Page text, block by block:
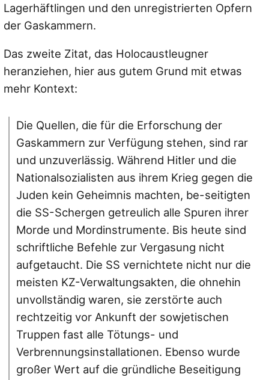
Lagerhäftlingen und den unregistrierten Opfern
der Gaskammern.
Das zweite Zitat, das Holocaustleugner
heranziehen, hier aus gutem Grund mit etwas
mehr Kontext:
Die Quellen, die für die Erforschung der
Gaskammern zur Verfügung stehen, sind rar
und unzuverlässig. Während Hitler und die
Nationalsozialisten aus ihrem Krieg gegen die
Juden kein Geheimnis machten, be-seitigten
die SS-Schergen getreulich alle Spuren ihrer
Morde und Mordinstrumente. Bis heute sind
schriftliche Befehle zur Vergasung nicht
aufgetaucht. Die SS vernichtete nicht nur die
meisten KZ-Verwaltungsakten, die ohnehin
unvollständig waren, sie zerstörte auch
rechtzeitig vor Ankunft der sowjetischen
Truppen fast alle Tötungs- und
Verbrennungsinstallationen. Ebenso wurde
großer Wert auf die gründliche Beseitigung